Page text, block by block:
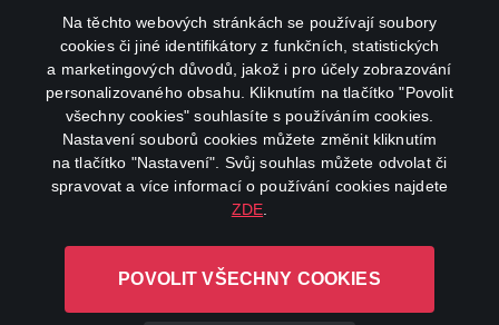
Na těchto webových stránkách se používají soubory
cookies či jiné identifikátory z funkčních, statistických
a marketingových důvodů, jakož i pro účely zobrazování
personalizovaného obsahu. Kliknutím na tlačítko "Povolit
všechny cookies" souhlasíte s používáním cookies.
Nastavení souborů cookies můžete změnit kliknutím
na tlačítko "Nastavení". Svůj souhlas můžete odvolat či
spravovat a více informací o používání cookies najdete
ZDE
POVOLIT VŠECHNY COOKIES
facebookinstagram
youtube
L-1246 Luxembourg R.C.S.